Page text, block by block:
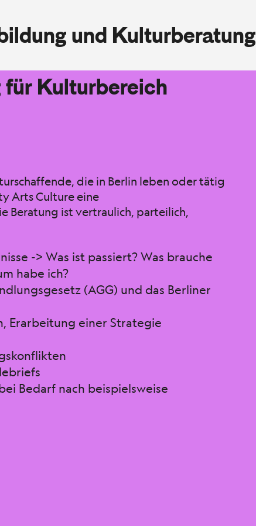
und Kulturberatung
Kulturbereich
die in Berlin leben oder tätig
Arts Culture eine
Beratung ist vertraulich, parteilich,
-> Was ist passiert? Was brauche
habe ich?
(AGG) und das Berliner
Erarbeitung einer Strategie
Bedarf nach beispielsweise